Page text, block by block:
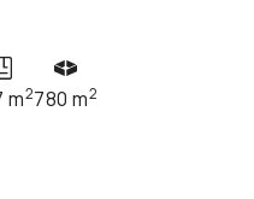
m2780 m2